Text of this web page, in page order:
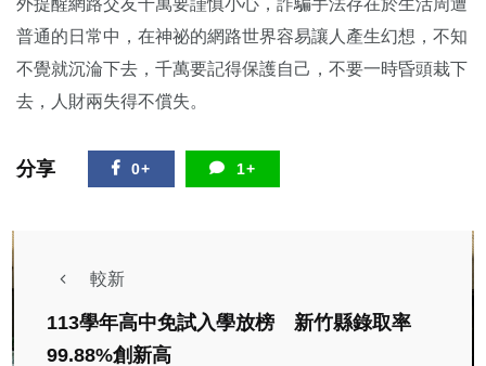
外提醒網路交友千萬要謹慎小心，詐騙手法存在於生活周遭
普通的日常中，在神祕的網路世界容易讓人產生幻想，不知
不覺就沉淪下去，千萬要記得保護自己，不要一時昏頭栽下
去，人財兩失得不償失。
分享 0+ 1+
較新
113學年高中免試入學放榜 新竹縣錄取率
99.88%創新高